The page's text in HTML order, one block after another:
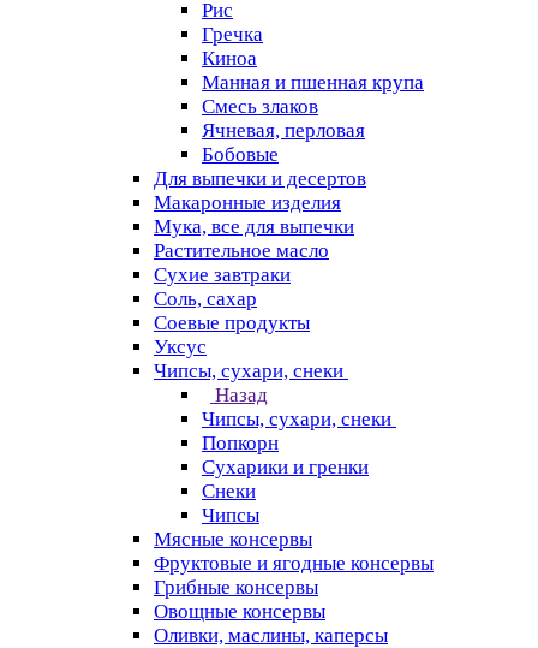
Рис
Гречка
Киноа
Манная и пшенная крупа
Смесь злаков
Ячневая, перловая
Бобовые
Для выпечки и десертов
Макаронные изделия
Мука, все для выпечки
Растительное масло
Сухие завтраки
Соль, сахар
Соевые продукты
Уксус
Чипсы, сухари, снеки
Назад
Чипсы, сухари, снеки
Попкорн
Сухарики и гренки
Снеки
Чипсы
Мясные консервы
Фруктовые и ягодные консервы
Грибные консервы
Овощные консервы
Оливки, маслины, каперсы